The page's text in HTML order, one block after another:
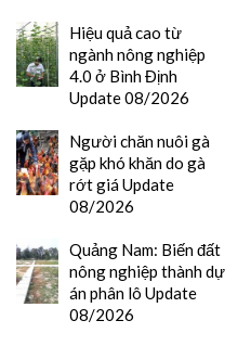
Hiệu quả cao từ
ngành nông nghiệp
4.0 ở Bình Định
Update 08/2026
Người chăn nuôi gà
gặp khó khăn do gà
rớt giá Update
08/2026
Quảng Nam: Biến đất
nông nghiệp thành dự
án phân lô Update
08/2026